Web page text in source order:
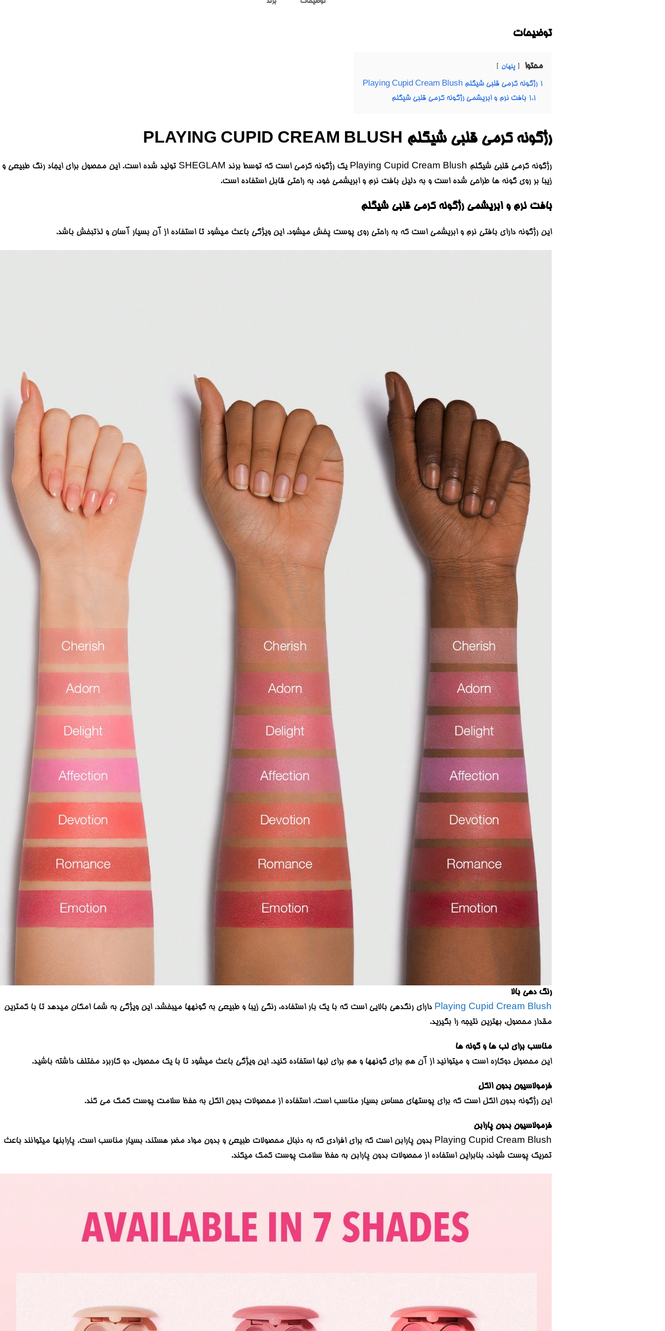
توضیحات
محتوا پنهان
1 رژگونه کرمی قلبی شیگلم Playing Cupid Cream Blush
1.1 بافت نرم و ابریشمی رژگونه کرمی قلبی شیگلم
رژگونه کرمی قلبی شیگلم PLAYING CUPID CREAM BLUSH
رژگونه کرمی قلبی شیگلم Playing Cupid Cream Blush یک رژگونه کرمی است که توسط برند SHEGLAM تولید شده است. این محصول برای ایجاد رنگ طبیعی و
زیبا بر روی گونه ها طراحی شده است و به دلیل بافت نرم و ابریشمی خود، به راحتی قابل استفاده است.
بافت نرم و ابریشمی رژگونه کرمی قلبی شیگلم
این رژگونه دارای بافتی نرم و ابریشمی است که به راحتی روی پوست پخش میشود. این ویژگی باعث میشود تا استفاده از آن بسیار آسان و لذتبخش باشد.
رنگ دهی بالا
Playing Cupid Cream Blush دارای رنگدهی بالایی است که با یک بار استفاده، رنگی زیبا و طبیعی به گونهها میبخشد. این ویژگی به شما امکان میدهد تا با کمترین
مقدار محصول، بهترین نتیجه را بگیرید.
مناسب برای لب ها و گونه ها
این محصول دوکاره است و میتوانید از آن هم برای گونهها و هم برای لبها استفاده کنید. این ویژگی باعث میشود تا با یک محصول، دو کاربرد مختلف داشته باشید.
فرمولاسیون بدون الکل
این رژگونه بدون الکل است که برای پوستهای حساس بسیار مناسب است. استفاده از محصولات بدون الکل به حفظ سلامت پوست کمک می کند.
فرمولاسیون بدون پارابن
Playing Cupid Cream Blush بدون پارابن است که برای افرادی که به دنبال محصولات طبیعی و بدون مواد مضر هستند، بسیار مناسب است. پارابنها میتوانند باعث
تحریک پوست شوند، بنابراین استفاده از محصولات بدون پارابن به حفظ سلامت پوست کمک میکند.